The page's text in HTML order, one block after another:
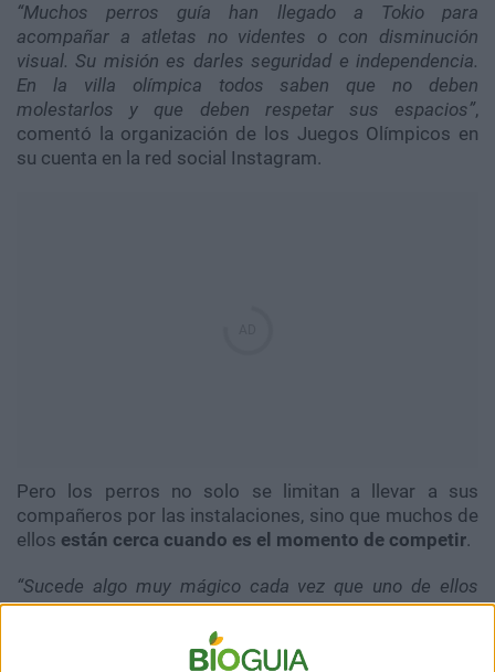
“Muchos perros guía han llegado a Tokio para
acompañar a atletas no videntes o con disminución
visual. Su misión es darles seguridad e independencia.
En la villa olímpica todos saben que no deben
molestarlos y que deben respetar sus espacios”,
comentó la organización de los Juegos Olímpicos en
su cuenta en la red social Instagram.
Pero los perros no solo se limitan a llevar a sus
compañeros por las instalaciones, sino que muchos de
ellos están cerca cuando es el momento de competir.
“Sucede algo muy mágico cada vez que uno de ellos
camina por las instalaciones paralímpicas
acompañando a un atleta. Una suerte de admiración,
ternura y agradecimiento que colma el aire y, aunque ni